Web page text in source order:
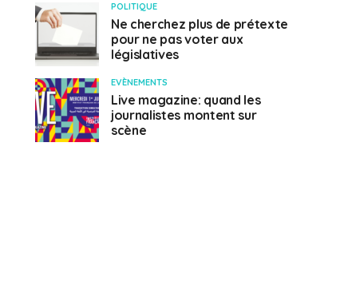
POLITIQUE
Ne cherchez plus de prétexte
pour ne pas voter aux
législatives
EVÈNEMENTS
Live magazine: quand les
journalistes montent sur
scène